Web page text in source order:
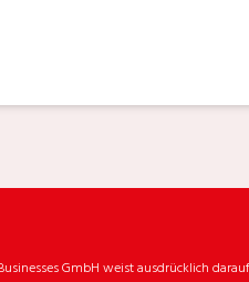
GmbH weist ausdrücklich